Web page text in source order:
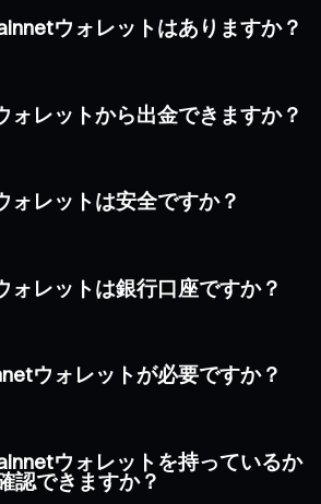
ウォレットはありますか？
ォレットから出金できますか？
ォレットは安全ですか？
ォレットは銀行口座ですか？
ウォレットが必要ですか？
ウォレットを持っているか
認できますか？